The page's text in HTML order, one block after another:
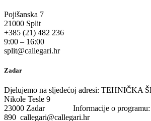
Pojišanska 7
21000 Split
+385 (21) 482 236
9:00 – 16:00
split@callegari.hr
Zadar
Djelujemo na sljedećoj adresi: TEHNIČKA
Nikole Tesle 9
23000 Zadar Informacije o
890 callegari@callegari.hr